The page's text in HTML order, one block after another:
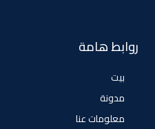
روابط هامة
بيت
مدونة
معلومات عنا